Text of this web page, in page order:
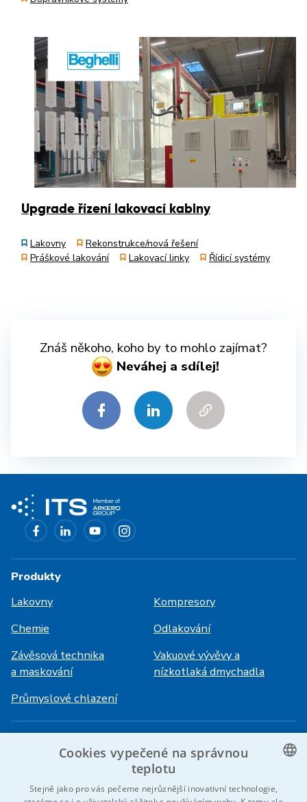
Upgrade řízení lakovací kabiny
Lakovny
Rekonstrukce/nová řešení
Práškové lakování
Lakovací linky Řídicí systémy
Znáš někoho, koho by to mohlo zajímat?
Neváhej a sdílej!
Produkty
Lakovny
Kompresory
Chemie
Odlakování
Závěsová technika
a maskování
Vakuové vývěvy a
nízkotlaká dmychadla
Průmyslové chlazení
Kariéra
HiVision
Technické listy
CZECH
Cookies vypečené na správnou
teplotu
Stejně jako pro vás pečeme nejrůznější inovativní technologie,